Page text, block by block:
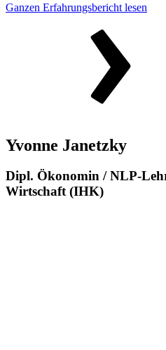
Ganzen Erfahrungsbericht lesen
Yvonne Janetzky
Dipl. Ökonomin / NLP-
Wirtschaft (IHK)